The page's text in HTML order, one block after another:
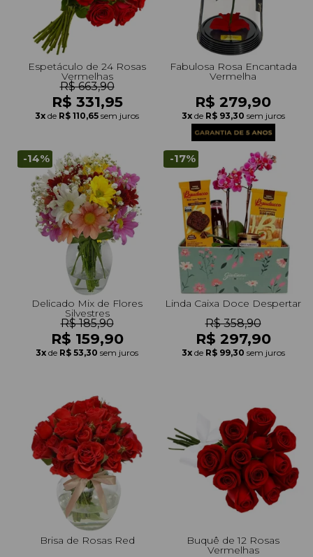
+Presentes com Flores
+Presentes por Ocasião
+Presentes para Família
+Presentes para Todos
+Tipo de Cesta
+Tipos de Buquês
+Tipos de Arranjos
+Tipos de Flores
+Por Cores
+Cidades do Sul
+Cidades do Sudeste
+Cidades do Norte
+Cidades do Nordeste
Espetáculo de 24 Rosas
Vermelhas
R$ 663,90
R$ 331,95
3x de R$ 110,65 sem juros
Fabulosa Rosa Encantada
Vermelha
R$ 279,90
3x de R$ 93,30 sem juros
-14%
Delicado Mix de Flores
Silvestres
R$ 185,90
R$ 159,90
3x de R$ 53,30 sem juros
-17%
Linda Caixa Doce Despertar
R$ 358,90
R$ 297,90
3x de R$ 99,30 sem juros
Brisa de Rosas Red Buquê de 12 Rosas
Vermelhas